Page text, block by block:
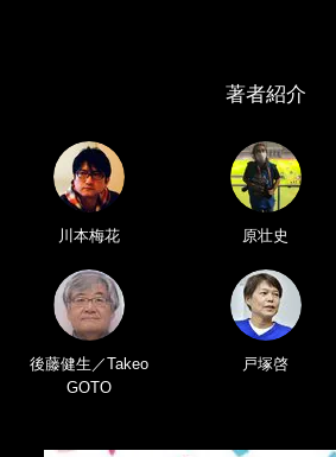
著者紹介
川本梅花 原壮史
後藤健生／Takeo
GOTO
戸塚啓